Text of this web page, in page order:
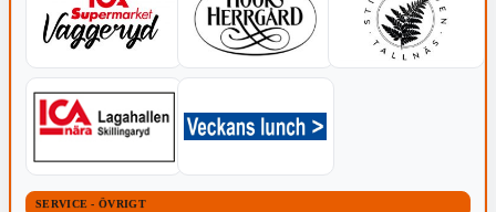
SERVICE - ÖVRIGT